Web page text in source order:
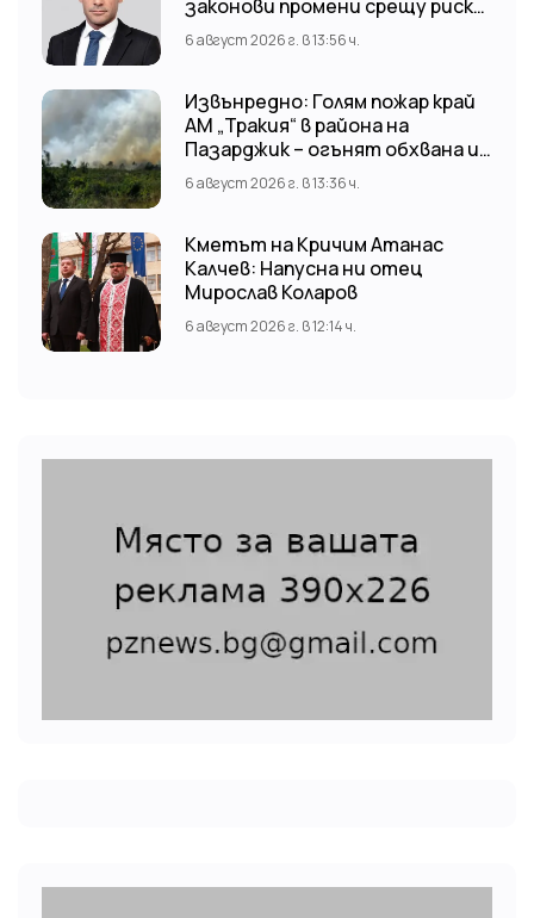
законови промени срещу риска
от наводнения
6 август 2026 г. в 13:56 ч.
Извънредно: Голям пожар край
АМ „Тракия“ в района на
Пазарджик – огънят обхвана и
лозови масиви
6 август 2026 г. в 13:36 ч.
Кметът на Кричим Атанас
Калчев: Напусна ни отец
Мирослав Коларов
6 август 2026 г. в 12:14 ч.